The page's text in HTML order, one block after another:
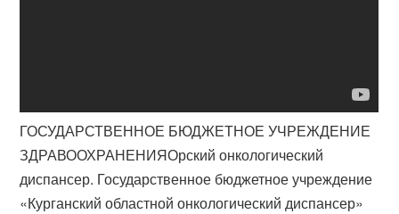
ГОСУДАРСТВЕННОЕ БЮДЖЕТНОЕ УЧРЕЖДЕНИЕ
ЗДРАВООХРАНЕНИЯ​Орский онкологический
диспансер. Государственное бюджетное учреждение
«Курганский областной онкологический диспансер»